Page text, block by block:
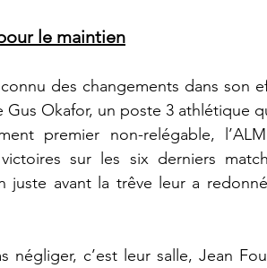
le maintien
des changements dans son
Gus Okafor, un poste 3 athlétique
premier non-relégable,
sur les six derniers
juste avant la trêve leur a
négliger, c’est leur salle, Jean